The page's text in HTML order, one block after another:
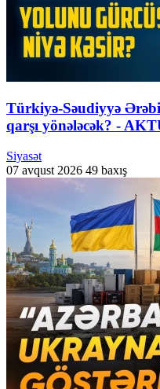
Türkiyə-Səudiyyə
qarşı yönələcək? -
Siyasət
07 avqust 2026 49 baxış